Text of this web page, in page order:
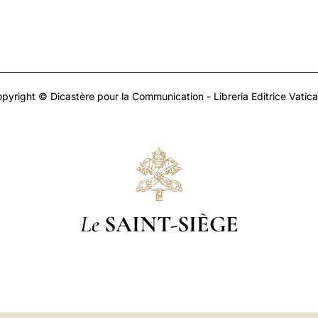
© Dicastère pour la Communication - Libreria Editrice
Le SAINT-SIÈGE